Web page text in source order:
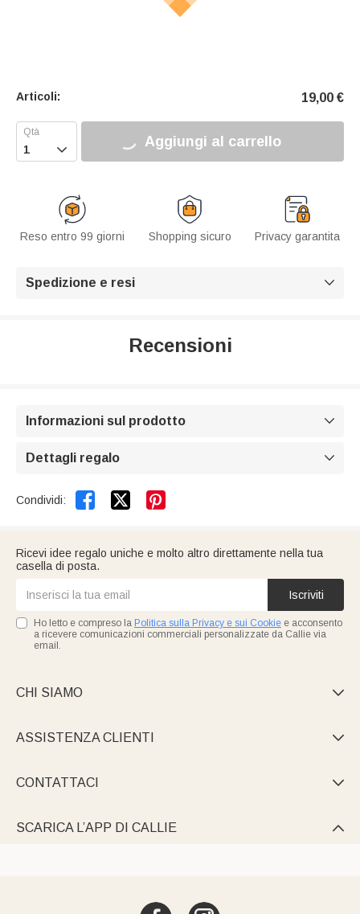
Articoli: 19,00 €
 Aggiungi al carrello
Reso entro 99 giorni Shopping sicuro Privacy garantita
Spedizione e resi 
Recensioni
Informazioni sul prodotto 
Dettagli regalo 
Condividi:  
Ricevi idee regalo uniche e molto altro direttamente nella tua
casella di posta.
Iscriviti
Ho letto e compreso la Politica sulla Privacy e sui Cookie e acconsento
a ricevere comunicazioni commerciali personalizzate da Callie via
email.
CHI SIAMO 
ASSISTENZA CLIENTI 
CONTATTACI 
SCARICA L’APP DI CALLIE 